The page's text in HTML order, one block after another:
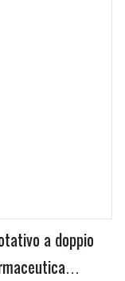
a doppio